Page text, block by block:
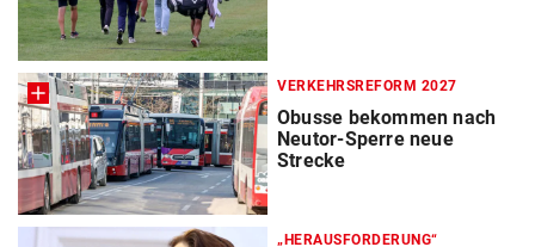
VERKEHRSREFORM 2027
Obusse bekommen nach
Neutor-Sperre neue
Strecke
„HERAUSFORDERUNG“